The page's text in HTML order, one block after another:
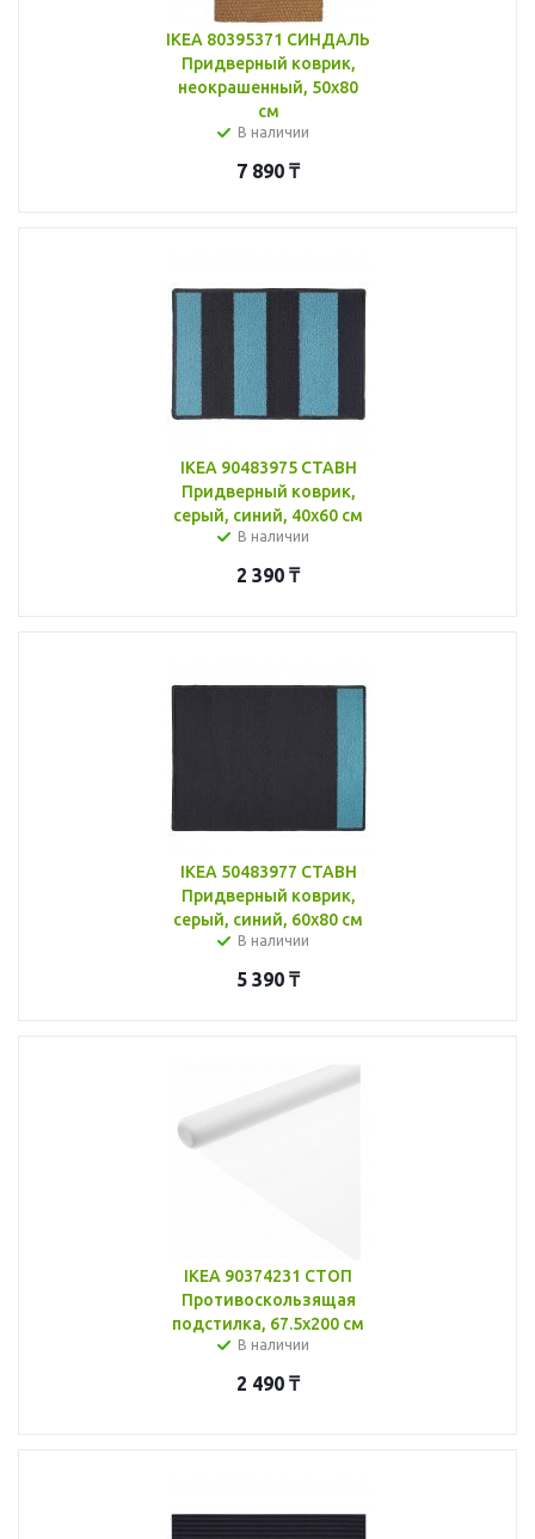
IKEA 80395371 СИНДАЛЬ
Придверный коврик,
неокрашенный, 50x80
см
В наличии
7 890 ₸
IKEA 90483975 СТАВН
Придверный коврик,
серый, синий, 40x60 см
В наличии
2 390 ₸
IKEA 50483977 СТАВН
Придверный коврик,
серый, синий, 60x80 см
В наличии
5 390 ₸
IKEA 90374231 СТОП
Противоскользящая
подстилка, 67.5x200 см
В наличии
2 490 ₸